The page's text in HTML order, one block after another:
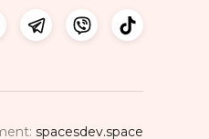
spacesdev.space